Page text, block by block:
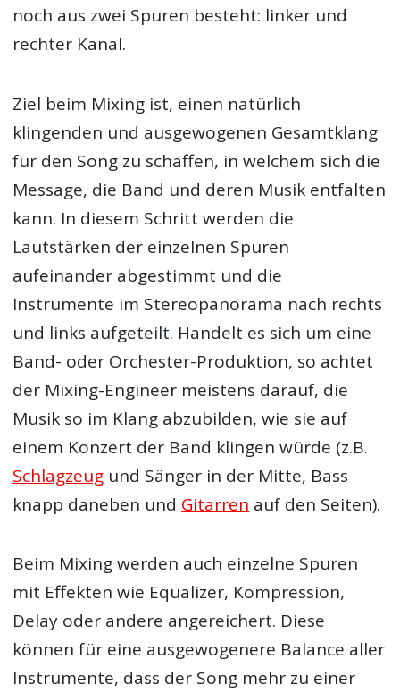
noch aus zwei Spuren besteht: linker und
rechter Kanal.
Ziel beim Mixing ist, einen natürlich
klingenden und ausgewogenen Gesamtklang
für den Song zu schaffen, in welchem sich die
Message, die Band und deren Musik entfalten
kann. In diesem Schritt werden die
Lautstärken der einzelnen Spuren
aufeinander abgestimmt und die
Instrumente im Stereopanorama nach rechts
und links aufgeteilt. Handelt es sich um eine
Band- oder Orchester-Produktion, so achtet
der Mixing-Engineer meistens darauf, die
Musik so im Klang abzubilden, wie sie auf
einem Konzert der Band klingen würde (z.B.
Schlagzeug und Sänger in der Mitte, Bass
knapp daneben und Gitarren auf den Seiten).
Beim Mixing werden auch einzelne Spuren
mit Effekten wie Equalizer, Kompression,
Delay oder andere angereichert. Diese
können für eine ausgewogenere Balance aller
Instrumente, dass der Song mehr zu einer